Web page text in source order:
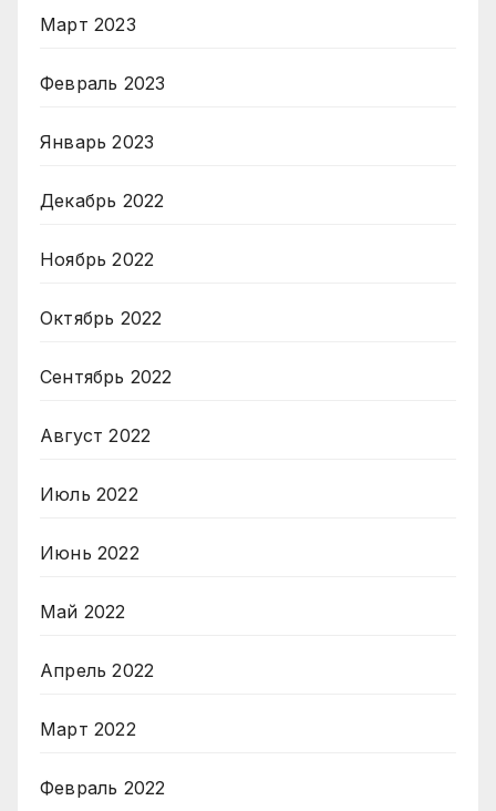
Март 2023
Февраль 2023
Январь 2023
Декабрь 2022
Ноябрь 2022
Октябрь 2022
Сентябрь 2022
Август 2022
Июль 2022
Июнь 2022
Май 2022
Апрель 2022
Март 2022
Февраль 2022